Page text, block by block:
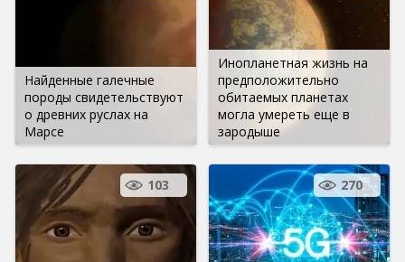
Найденные галечные
породы свидетельствуют
о древних руслах на
Марсе
Инопланетная жизнь на
предположительно
обитаемых планетах
могла умереть еще в
зародыше
103 270